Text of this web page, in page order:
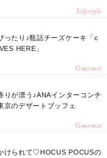
Lifestyle
ったり♪瓶詰チーズケーキ「c
HERE」
Gourmet
りが漂う♪ANAインターコンチ
京のデザートブッフェ
Gourmet
けられて♡HOCUS POCUSの